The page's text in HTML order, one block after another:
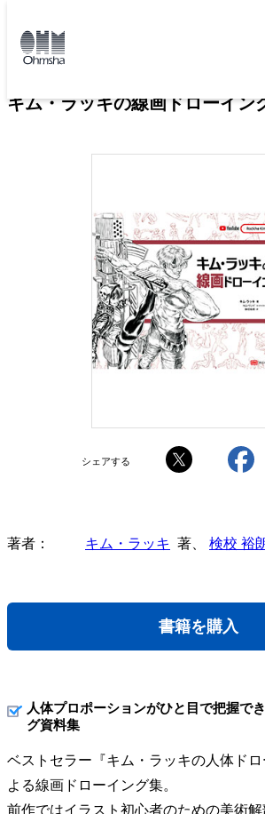
トップ
キム・ラッキの線画ドローイン
シェアする
著者 キム・ラッキ 著、 検校 裕
書籍を購入
人体プロポーションがひと目で把握で
グ資料集
ベストセラー『キム・ラッキの人体ド
よる線画ドローイング集。
前作ではイラスト初心者のための美術